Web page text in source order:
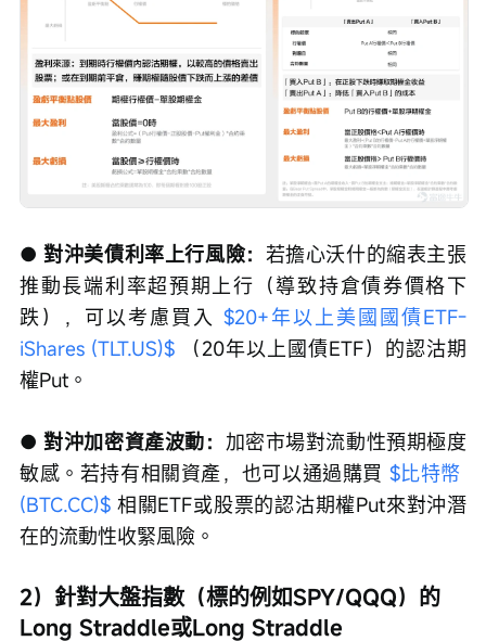
● 對沖美債利率上行風險： 若擔心沃什的縮表主張
推動長端利率超預期上行（導致持倉債券價格下
跌），可以考慮買入 $20+年以上美國國債ETF-
iShares (TLT.US)$ （20年以上國債ETF）的認沽期
權Put。
● 對沖加密資產波動： 加密市場對流動性預期極度
敏感。若持有相關資產，也可以通過購買 $比特幣
(BTC.CC)$ 相關ETF或股票的認沽期權Put來對沖潛
在的流動性收緊風險。
2）針對大盤指數（標的例如SPY/QQQ）的
Long Straddle或Long Straddle